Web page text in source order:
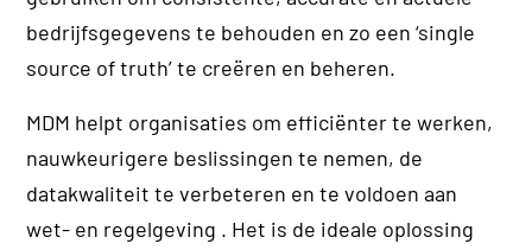
bedrijfsgegevens te behouden en zo een ‘single
source of truth’ te creëren en beheren.
MDM helpt organisaties om efficiënter te werken,
nauwkeurigere beslissingen te nemen, de
datakwaliteit te verbeteren en te voldoen aan
wet- en regelgeving . Het is de ideale oplossing